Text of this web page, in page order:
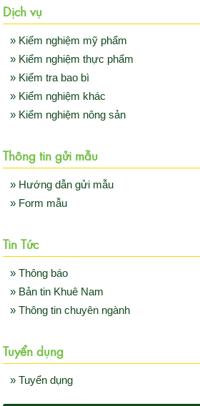
Dịch vụ
» Kiểm nghiệm mỹ phẩm
» Kiểm nghiệm thực phẩm
» Kiểm tra bao bì
» Kiểm nghiệm khác
» Kiểm nghiệm nông sản
Thông tin gửi mẫu
» Hướng dẫn gửi mẫu
» Form mẫu
Tin Tức
» Thông báo
» Bản tin Khuê Nam
» Thông tin chuyên ngành
Tuyển dụng
» Tuyển dụng